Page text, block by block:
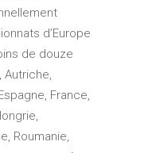
d’Europe
de douze
France,
Roumanie,